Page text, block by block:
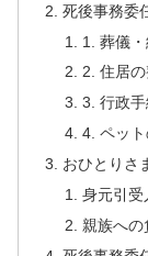
死後事務委
1. 葬儀
2. 住居の
3. 行政
4. ペッ
おひとりさ
身元引受
親族への